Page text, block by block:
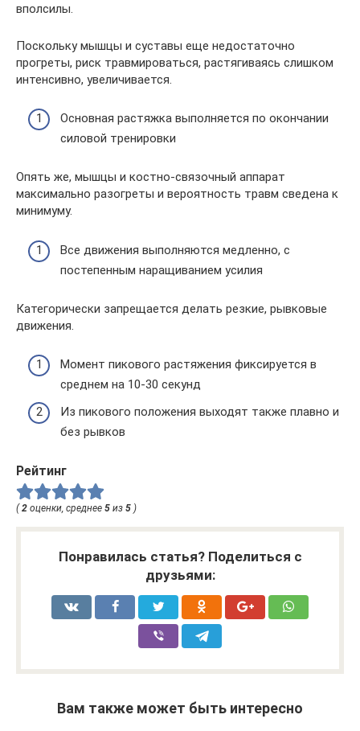
вполсилы.
Поскольку мышцы и суставы еще недостаточно
прогреты, риск травмироваться, растягиваясь слишком
интенсивно, увеличивается.
Основная растяжка выполняется по окончании
силовой тренировки
Опять же, мышцы и костно-связочный аппарат
максимально разогреты и вероятность травм сведена к
минимуму.
Все движения выполняются медленно, с
постепенным наращиванием усилия
Категорически запрещается делать резкие, рывковые
движения.
Момент пикового растяжения фиксируется в
среднем на 10-30 секунд
Из пикового положения выходят также плавно и
без рывков
Рейтинг
( 2 оценки, среднее 5 из 5 )
Понравилась статья? Поделиться с
друзьями:
Вам также может быть интересно